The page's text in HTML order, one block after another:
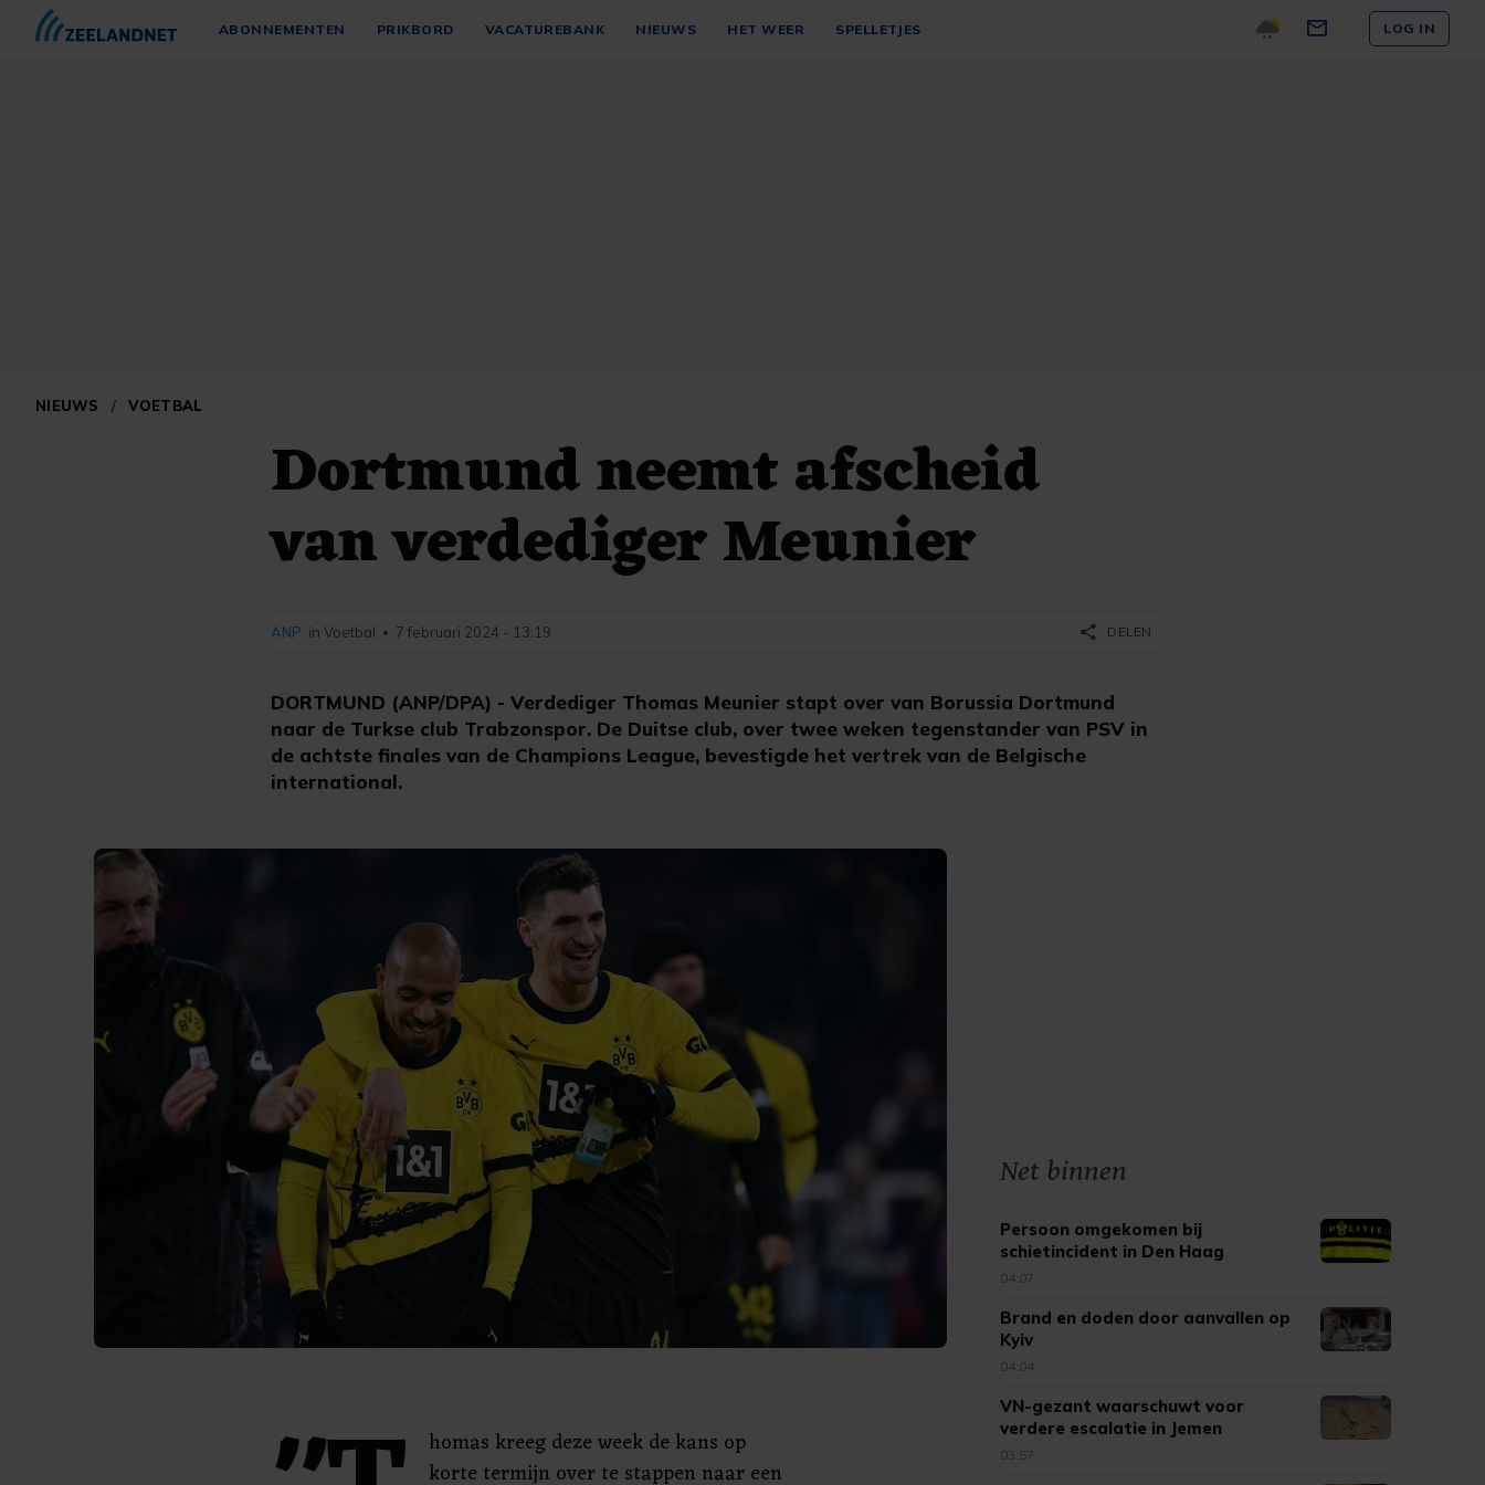
ABONNEMENTEN PRIKBORD VACATUREBANK NIEUWS HET WEER SPELLETJES LOG IN
NIEUWS / VOETBAL
Dortmund neemt afscheid
van verdediger Meunier
DORTMUND (ANP/DPA) - Verdediger Thomas Meunier stapt over van Borussia Dortmund
naar de Turkse club Trabzonspor. De Duitse club, over twee weken tegenstander van PSV in
de achtste finales van de Champions League, bevestigde het vertrek van de Belgische
international.
ANP in Voetbal • 7 februari 2024 - 13:19 share DELEN
homas kreeg deze week de kans op
korte termijn over te stappen naar een
Net binnen
Persoon omgekomen bij
schietincident in Den Haag
04:07
Brand en doden door aanvallen op
Kyiv
04:04
VN-gezant waarschuwt voor
verdere escalatie in Jemen
03:57